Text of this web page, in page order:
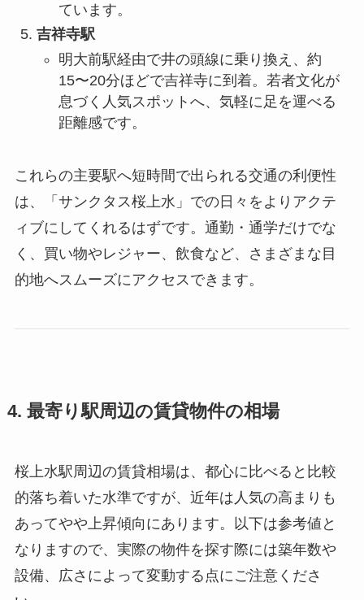
ています。
吉祥寺駅
明大前駅経由で井の頭線に乗り換え、約
15〜20分ほどで吉祥寺に到着。若者文化が
息づく人気スポットへ、気軽に足を運べる
距離感です。
これらの主要駅へ短時間で出られる交通の利便性
は、「サンクタス桜上水」での日々をよりアクテ
ィブにしてくれるはずです。通勤・通学だけでな
く、買い物やレジャー、飲食など、さまざまな目
的地へスムーズにアクセスできます。
4. 最寄り駅周辺の賃貸物件の相場
桜上水駅周辺の賃貸相場は、都心に比べると比較
的落ち着いた水準ですが、近年は人気の高まりも
あってやや上昇傾向にあります。以下は参考値と
なりますので、実際の物件を探す際には築年数や
設備、広さによって変動する点にご注意くださ